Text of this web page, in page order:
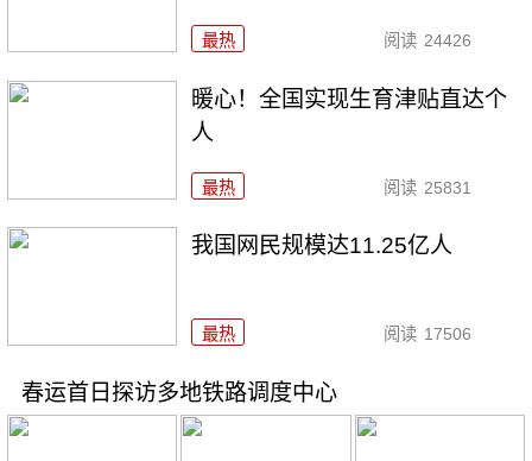
最热 阅读 24426
暖心！全国实现生育津贴直达个
人
最热 阅读 25831
我国网民规模达11.25亿人
最热 阅读 17506
春运首日探访多地铁路调度中心